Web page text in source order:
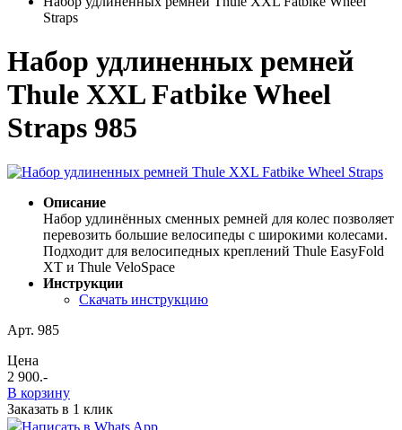
Straps
Набор удлиненных ремней
Thule XXL Fatbike Wheel
Straps 985
Описание
Набор удлинённых сменных ремней для колес позволяет
перевозить большие велосипеды с широкими колесами.
Подходит для велосипедных креплений Thule EasyFold
XT и Thule VeloSpace
Инструкции
Скачать инструкцию
Арт. 985
Цена
2 900.-
В корзину
Заказать в 1 клик
Написать в Whats App